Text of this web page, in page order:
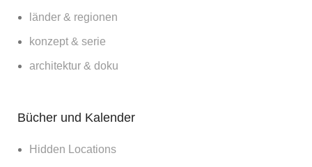
länder & regionen
konzept & serie
architektur & doku
Bücher und Kalender
Hidden Locations